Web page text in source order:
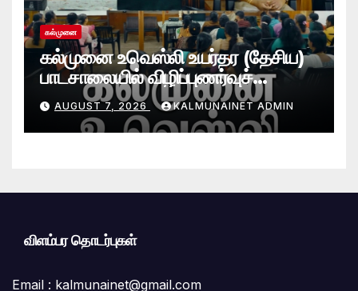
கல்முனை
கல்முனை உவெஸ்லி உயர்தர (தேசிய)
பாடசாலையில் விழிப்புணர்வுச்
செயலமர்வு
AUGUST 7, 2026 KALMUNAINET ADMIN
விளம்பர தொடர்புகள்
Email : kalmunainet@gmail.com